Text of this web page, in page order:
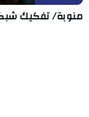
منوبة/ تفكيك